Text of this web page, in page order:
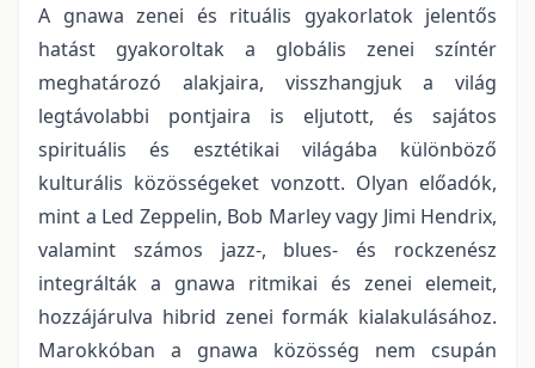
A gnawa zenei és rituális gyakorlatok jelentős
hatást gyakoroltak a globális zenei színtér
meghatározó alakjaira, visszhangjuk a világ
legtávolabbi pontjaira is eljutott, és sajátos
spirituális és esztétikai világába különböző
kulturális közösségeket vonzott. Olyan előadók,
mint a Led Zeppelin, Bob Marley vagy Jimi Hendrix,
valamint számos jazz-, blues- és rockzenész
integrálták a gnawa ritmikai és zenei elemeit,
hozzájárulva hibrid zenei formák kialakulásához.
Marokkóban a gnawa közösség nem csupán